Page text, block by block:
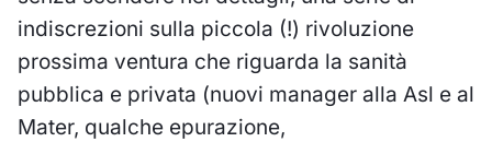
indiscrezioni sulla piccola (!) rivoluzione
prossima ventura che riguarda la sanità
pubblica e privata (nuovi manager alla Asl e al
Mater, qualche epurazione,